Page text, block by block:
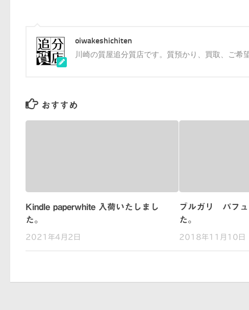
oiwakeshichiten
川崎の質屋追分質店です。質預かり、買取、ご希
おすすめ
Kindle paperwhite 入荷いたしまし
た。
2021年4月2日
ブルガリ パフュ
た。
2018年11月10日